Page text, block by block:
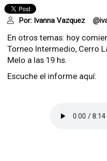
Por: Ivanna Vazquez
En otros temas: hoy
Torneo Intermedio, Cerro
Melo a las 19 hs.
Escuche el informe aquí: